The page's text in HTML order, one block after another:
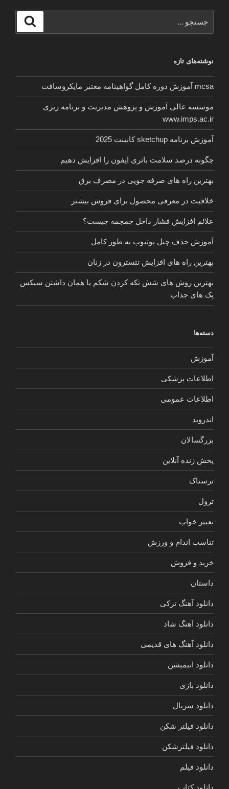
و
سیما
و
استانی
در
ماهواره
و
دیجیتال”
برای
جستجو
نوشته‌های تازه
mcsa آموزش دوره کامل گواهینامه معتبر مایکروسافت
موسسه عالی آموزش و پژوهش مدیریت و برنامه ریزی
www.imps.ac.ir
آموزش برنامه sketchup کابینت 2025
چگونه درصد سلامت باتری ایفون را افزایش دهیم
بهترین راه های صرفه جویی در مصرف برق
خلاقیت در معرفی محصول برای فروش بیشتر
علائم افزایش فشار داخل جمجمه چیست؟
آموزش حذف چنل یوتیوب به طور کامل
بهترین راه های افزایش تتسترون در زنان
بهترین روش های شش تکه کردن شکم یا همان داشتن سیکس
پک های جذاب
دسته‌ها
آموزش
اطلاعات پزشکی
اطلاعات عمومی
اندروید
بزرگسالان
پخش زنده آنلاین
ترسناک
ترول
تعبیر خواب
تناسب اندام و ورزش
خرید و فروش
داستان
دانلود آهنگ ترکی
دانلود آهنگ شاد
دانلود آهنگ های قدیمی
دانلود انیمیشن
دانلود بازی
دانلود سریال
دانلود فیلتر شکن
دانلود فیلترشکن
دانلود فیلم
دانلود کتاب